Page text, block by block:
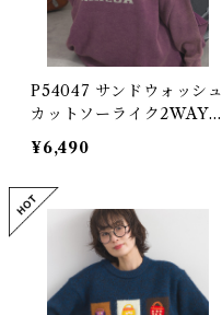
P54047 サンドウォッシュ
カットソーライク2WAYロ
ゴクルーネックカーディガ
ン / Sand-Washed Cut-a
nd-Sew-Like 2-Way Lo
go Crewneck Cardigan
¥6,490